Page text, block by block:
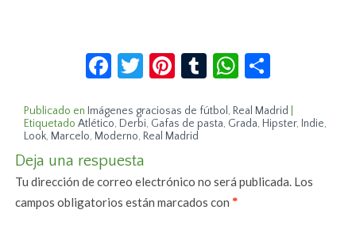
Facebook
Twitter
Pinterest
TumblrWhatsApp
Publicado en Imágenes graciosas de fútbol, Real Madrid
Etiquetado Atlético, Derbi, Gafas de pasta, Grada, Hipster, Indie,
Look, Marcelo, Moderno, Real Madrid
Deja una respuesta
Tu dirección de correo electrónico no será publicada. Los
campos obligatorios están marcados con*